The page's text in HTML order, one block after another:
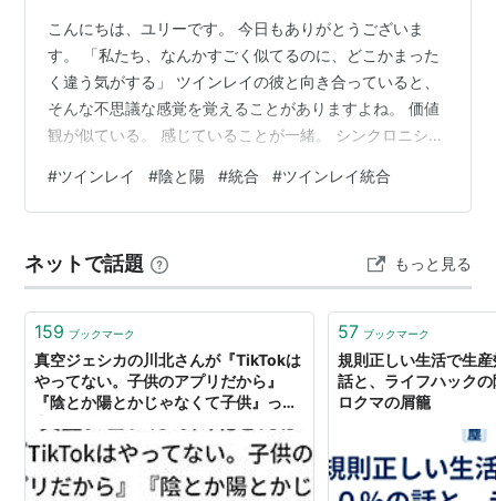
こんにちは、ユリーです。 今日もありがとうございま
す。 「私たち、なんかすごく似てるのに、どこかまった
く違う気がする」 ツインレイの彼と向き合っていると、
そんな不思議な感覚を覚えることがありますよね。 価値
観が似ている。 感じていることが一緒。 シンクロニシテ
う。 物事への反応が、真逆に見える。 「なんでそんな考
え方するの？」と首を傾げることも多い。 「ツインレイ
ろう」 そんなモヤモヤを抱えている方に、今日は大切な
真実をお伝えします。 その「違い」は、欠陥でも相性の
悪さでもありません。 ツインレ…
#ツインレイ #陰と陽 #統合 #ツインレイ統合
ネットで話題 もっと見る
159 ブックマーク
真空ジェシカの川北さんが『TikTokは
やってない。子供のアプリだから』
『陰とか陽とかじゃなくて子供』って
した - Togetter [トゥギャッター]
57 ブックマーク
規則正しい生活で生
話と、ライフハック
ロクマの屑籠